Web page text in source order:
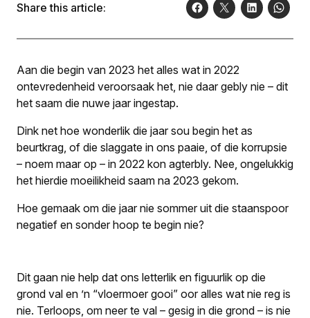
Share this article:
Aan die begin van 2023 het alles wat in 2022
ontevreden­heid veroorsaak het, nie daar gebly nie – dit
het saam die nuwe jaar ingestap.
Dink net hoe wonderlik die jaar sou begin het as
beurtkrag, of die slaggate in ons paaie, of die korrupsie
– noem maar op – in 2022 kon agterbly. Nee, ongelukkig
het hierdie moeilikheid saam na 2023 gekom.
Hoe gemaak om die jaar nie sommer uit die staanspoor
negatief en sonder hoop te begin nie?
Dit gaan nie help dat ons letterlik en figuurlik op die
grond val en ’n “vloermoer gooi” oor alles wat nie reg is
nie. Terloops, om neer te val – gesig in die grond – is nie